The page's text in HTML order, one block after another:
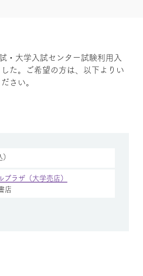
・大学入試センター試験利用入
た。ご希望の方は、以下よりい
さい。
プラザ（大学売店）
店